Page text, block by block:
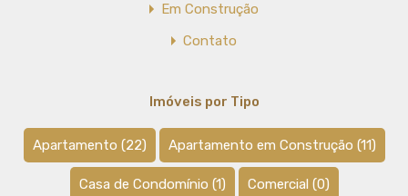
Em Construção
Contato
Imóveis por Tipo
Apartamento (22) Apartamento em Construção (11)
Casa de Condomínio (1) Comercial (0)